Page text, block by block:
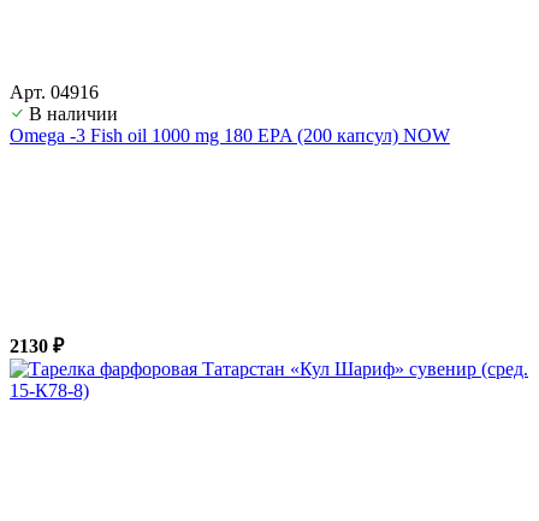
Арт. 04916
В наличии
Оmega -3 Fish oil 1000 mg 180 EPA (200 капсул) NOW
2130 ₽